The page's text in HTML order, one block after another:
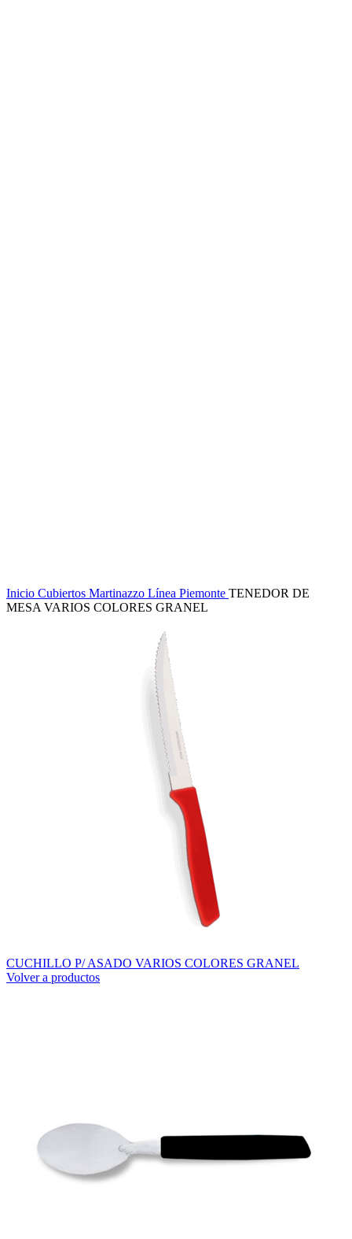
Inicio Cubiertos Martinazzo Línea Piemonte TENEDOR DE
MESA VARIOS COLORES GRANEL
CUCHILLO P/ ASADO VARIOS COLORES GRANEL
Volver a productos